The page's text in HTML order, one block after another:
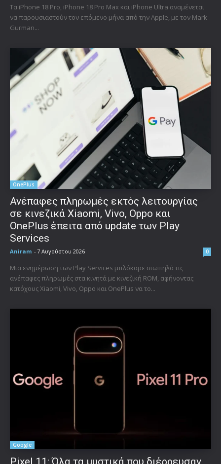
Τα iPhone 18 Pro, iPhone 18 Pro Max και iPhone Ultra αναμένεται
να παρουσιαστούν τον επόμενο μήνα από την Apple, με τον Mark
Gurman...
OnePlus
Ανέπαφες πληρωμές εκτός λειτουργίας
σε κινεζικά Xiaomi, Vivo, Oppo και
OnePlus έπειτα από update των Play
Services
Aniram - 7 Αυγούστου 2026 0
Μια ενημέρωση των Play Services μπλόκαρε σιωπηλά τις
ανέπαφες πληρωμές στα κινητά με κινεζική ROM, αφήνοντας
κατόχους Xiaomi, Vivo, Oppo και OnePlus να το...
Google